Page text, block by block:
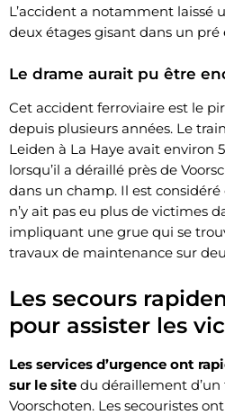
L’accident a notamment laissé
deux étages gisant dans un pré
Le drame aurait pu être
Cet accident ferroviaire est le
depuis plusieurs années. Le
Leiden à La Haye avait environ
lorsqu’il a déraillé près de
dans un champ. Il est
n’y ait pas eu plus de victimes
impliquant une grue qui se
travaux de maintenance sur
Les secours
pour assister les
Les services d’urgence ont
sur le site du déraillement
Voorschoten. Les secouristes